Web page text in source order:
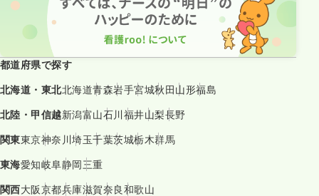
都道府県で探す
北海道・東北北海道青森岩手宮城秋田 山形福島
北陸・甲信越新潟富山石川 福井山梨長野
関東東京神奈川埼玉千葉茨城栃木群馬
東海愛知岐阜静岡三重
関西大阪京都兵庫滋賀奈良和歌山